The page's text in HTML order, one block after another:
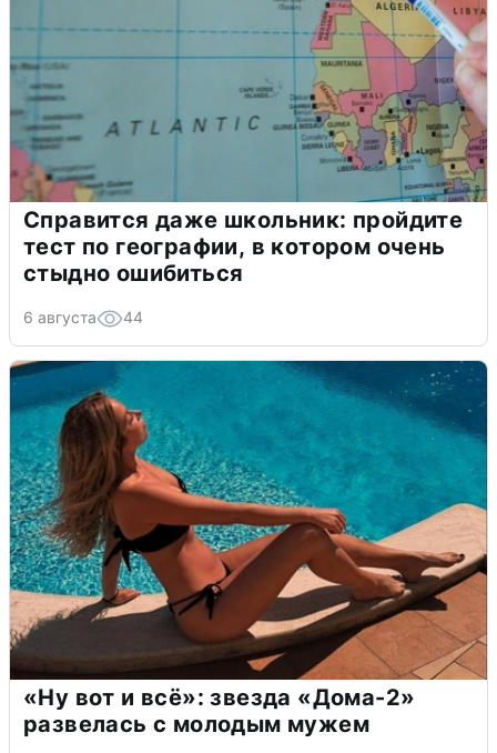
Справится даже школьник: пройдите
тест по географии, в котором очень
стыдно ошибиться
6 августа 44
«Ну вот и всё»: звезда «Дома-2»
развелась с молодым мужем